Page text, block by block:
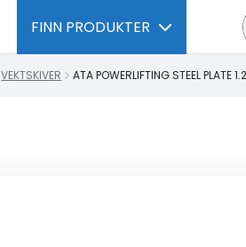
FINN PRODUKTER
VEKTSKIVER ATA POWERLIFTING STEEL PLATE